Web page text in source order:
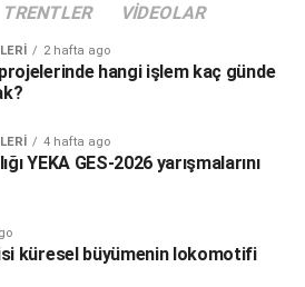
TRENTLER VIDEOLAR
2 hafta ago
projelerinde hangi işlem kaç günde
4 hafta ago
YEKA GES-2026 yarışmalarını
küresel büyümenin lokomotifi